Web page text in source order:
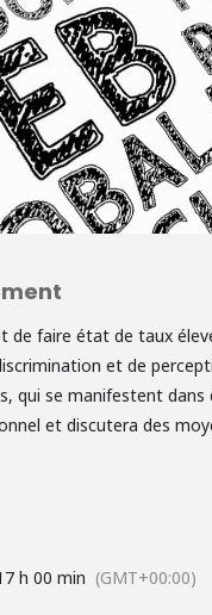
de faire état de taux
et de
qui se manifestent
et discutera des
h 00 min (GMT+00:00)